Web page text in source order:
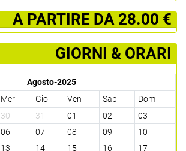
­ A PARTIRE DA 28.00 €
GIORNI & ORARI
Agosto-2025
Mer Gio Ven Sab
Dom
30 31 01 02
03
06 07 08 09
10
13 14 15 16
17